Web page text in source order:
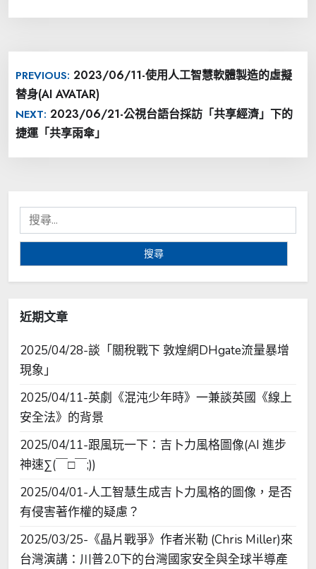
章
導
覽
PREVIOUS: 2023/06/11-使用人工智慧軟體製造的虛擬
替身(AI AVATAR)
NEXT: 2023/06/21-公視台語台採訪「共享經濟」下的
捷運「共享雨傘」
搜
尋
近期文章
2025/04/28-談「關稅戰下 敦煌網DHgate流量暴增
現象」
2025/04/11-英劇《混沌少年時》一兼談英國《線上
安全法》的背景
2025/04/11-跟風玩一下：吉卜力風格圖像(AI 進步
神速∑(￣□￣;))
2025/04/01-人工智慧生成吉卜力風格的圖像，是否
有侵害著作權的疑慮？
2025/03/25-《晶片戰爭》作者米勒 (Chris Miller)來
台灣演講：川普2.0下的台灣國家安全與全球半導產